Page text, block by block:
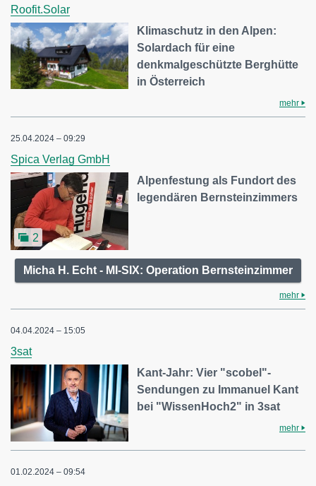
Roofit.Solar
Klimaschutz in den Alpen:
Solardach für eine
denkmalgeschützte Berghütte
in Österreich
mehr
25.04.2024 – 09:29
Spica Verlag GmbH
2
Alpenfestung als Fundort des
legendären Bernsteinzimmers
Micha H. Echt - MI-SIX: Operation Bernsteinzimmer
mehr
04.04.2024 – 15:05
3sat
Kant-Jahr: Vier "scobel"-
Sendungen zu Immanuel Kant
bei "WissenHoch2" in 3sat
mehr
01.02.2024 – 09:54